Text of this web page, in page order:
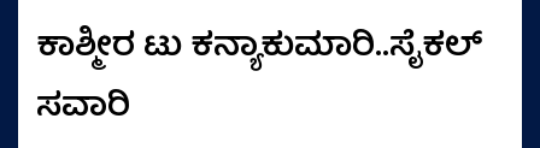
ಕಾಶ್ಮೀರ ಟು ಕನ್ಯಾಕುಮಾರಿ..ಸೈಕಲ್‌
ಸವಾರಿ